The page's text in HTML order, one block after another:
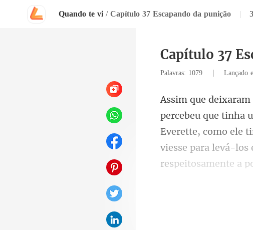
Quando te vi / Capítulo 37 Escapando da punição |
Capítulo 37
Palavras: 1079 | Lançado
Everette, como ele
viesse para levá